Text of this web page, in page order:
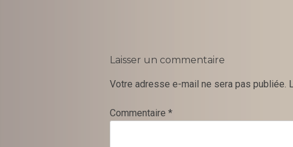
Laisser un commentaire
Votre adresse e-mail ne sera pas publiée.
Commentaire *